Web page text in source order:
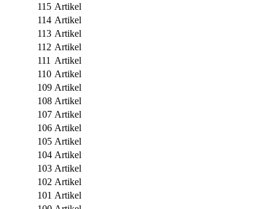
115 Artikel
114 Artikel
113 Artikel
112 Artikel
111 Artikel
110 Artikel
109 Artikel
108 Artikel
107 Artikel
106 Artikel
105 Artikel
104 Artikel
103 Artikel
102 Artikel
101 Artikel